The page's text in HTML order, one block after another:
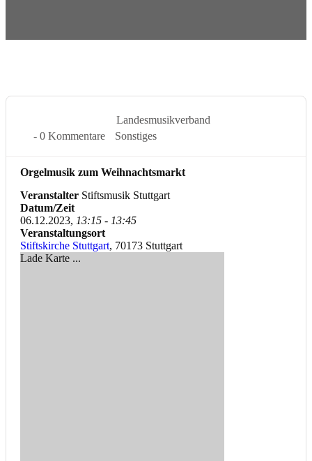
Landesmusikverband
- 0 Kommentare
Sonstiges
Orgelmusik zum Weihnachtsmarkt
Veranstalter Stiftsmusik Stuttgart
Datum/Zeit
06.12.2023, 13:15 - 13:45
Veranstaltungsort
Stiftskirche Stuttgart, 70173 Stuttgart
Lade Karte ...